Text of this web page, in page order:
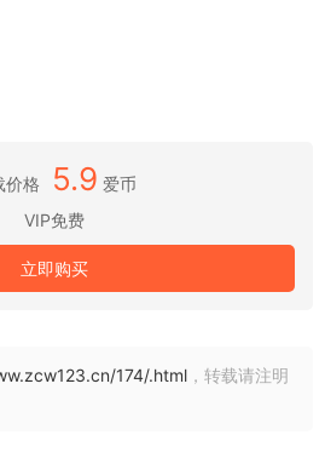
价格 5.9 爱币
VIP免费
立即购买
174/.html ，转载请注明